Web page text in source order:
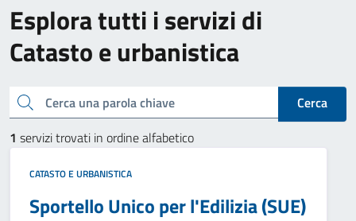
Esplora tutti i servizi di
Catasto e urbanistica
Cerca una parola chiave
Cerca
1 servizi trovati in ordine alfabetico
CATASTO E URBANISTICA
Sportello Unico per l'Edilizia (SUE)